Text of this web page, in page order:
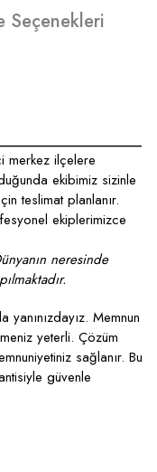
Seçenekleri
merkez ilçelere
ekibimiz sizinle
teslimat planlanır.
ekiplerimizce
neresinde
yanınızdayız. Memnun
yeterli. Çözüm
sağlanır. Bu
güvenle